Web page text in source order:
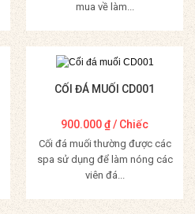
mua về làm...
Mua Hàng
CỐI ĐÁ MUỐI CD001
900.000₫/ Chiếc
Cối đá muối thường được các
spa sử dụng để làm nóng các
viên đá...
Mua Hàng